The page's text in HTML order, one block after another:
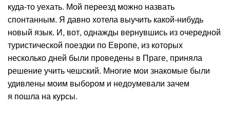
куда-то уехать. Мой переезд можно назвать
спонтанным. Я давно хотела выучить какой-нибудь
новый язык. И, вот, однажды вернувшись из очередной
туристической поездки по Европе, из которых
несколько дней были проведены в Праге, приняла
решение учить чешский. Многие мои знакомые были
удивлены моим выбором и недоумевали зачем
я пошла на курсы.